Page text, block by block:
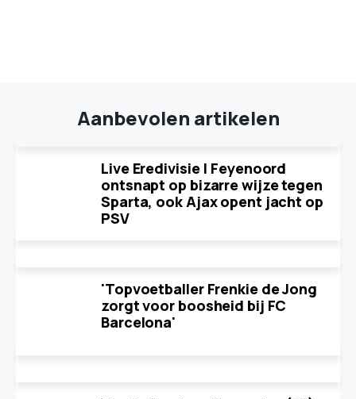
Aanbevolen artikelen
Live Eredivisie | Feyenoord
ontsnapt op bizarre wijze tegen
Sparta, ook Ajax opent jacht op
PSV
'Topvoetballer Frenkie de Jong
zorgt voor boosheid bij FC
Barcelona'